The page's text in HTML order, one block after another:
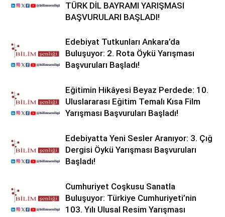
TÜRK DİL BAYRAMI YARIŞMASI
BAŞVURULARI BAŞLADI!
Edebiyat Tutkunları Ankara’da
Buluşuyor: 2. Rota Öykü Yarışması
Başvuruları Başladı!
Eğitimin Hikâyesi Beyaz Perdede: 10.
Uluslararası Eğitim Temalı Kısa Film
Yarışması Başvuruları Başladı!
Edebiyatta Yeni Sesler Aranıyor: 3. Çığ
Dergisi Öykü Yarışması Başvuruları
Başladı!
Cumhuriyet Coşkusu Sanatla
Buluşuyor: Türkiye Cumhuriyeti’nin
103. Yılı Ulusal Resim Yarışması